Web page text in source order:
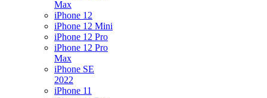
Max
iPhone 12
iPhone 12 Mini
iPhone 12 Pro
iPhone 12 Pro
Max
iPhone SE
2022
iPhone 11